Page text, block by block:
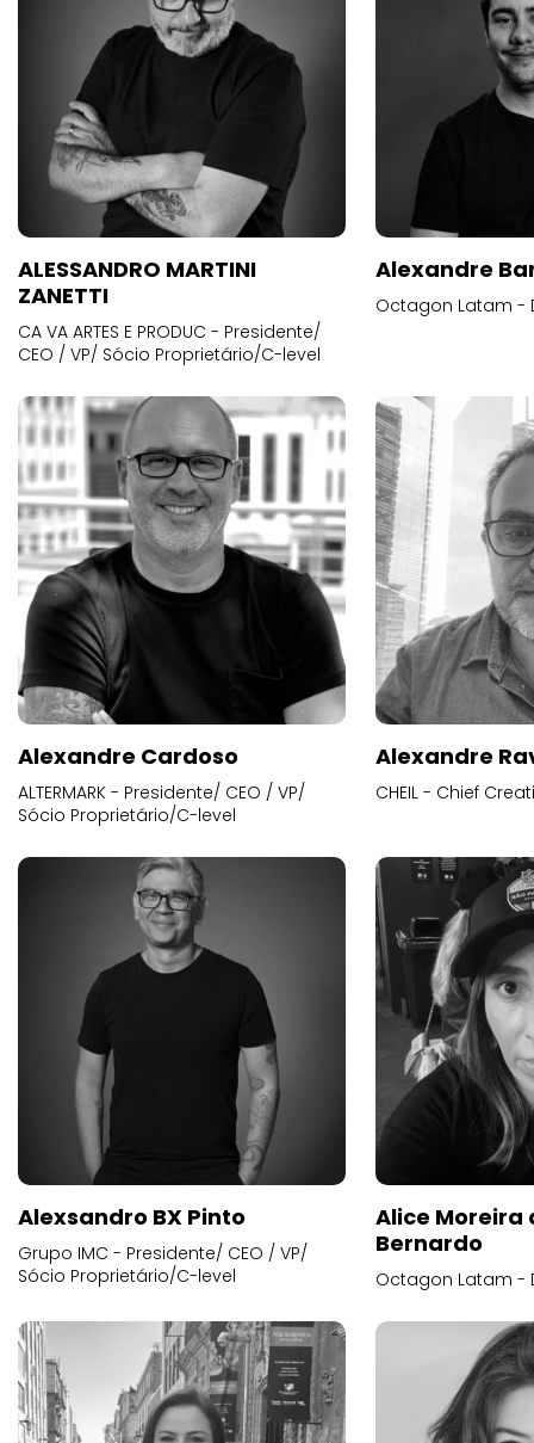
ALESSANDRO MARTINI
ZANETTI
CA VA ARTES E PRODUC - Presidente/
CEO / VP/ Sócio Proprietário/C-level
Alexandre
Octagon Latam -
Alexandre Cardoso
ALTERMARK - Presidente/ CEO / VP/
Sócio Proprietário/C-level
Alexandre
CHEIL - Chief
Alexsandro BX Pinto
Grupo IMC - Presidente/ CEO / VP/
Sócio Proprietário/C-level
Alice
Bernardo
Octagon Latam -